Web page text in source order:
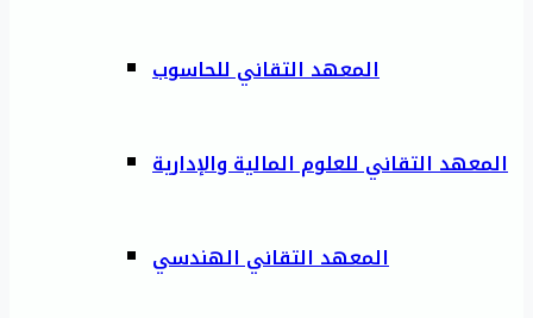
المعهد التقاني للحاسوب
المعهد التقاني للعلوم المالية والإدارية
المعهد التقاني الهندسي